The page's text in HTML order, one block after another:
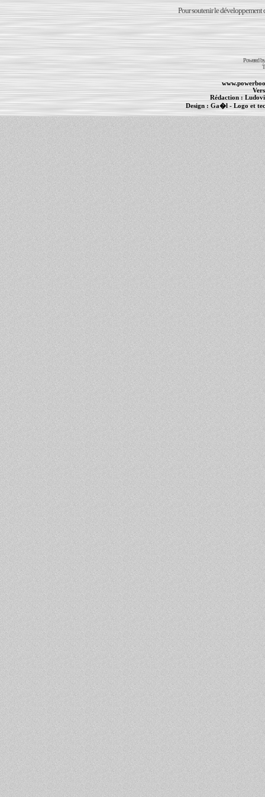
Pour soutenir le développement
Powered
Rédaction :
Design :Ga�l- Logo et
PowerBook